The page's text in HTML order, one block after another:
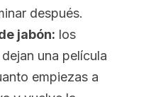
después.
jabón: los
una película
empiezas a